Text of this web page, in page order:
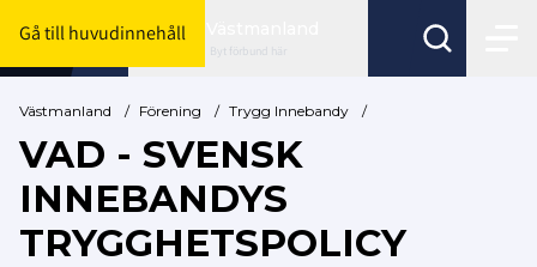
Gå till huvudinnehåll
Byt förbund här
Västmanland / Förening / Trygg Innebandy /
VAD - SVENSK
INNEBANDYS
TRYGGHETSPOLICY